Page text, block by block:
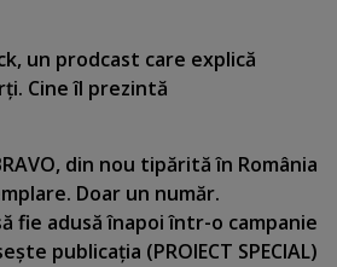
un prodcast care explică
Cine îl prezintă
din nou tipărită în România
Doar un număr.
fie adusă înapoi într-o campanie
publicaţia (PROIECT SPECIAL)